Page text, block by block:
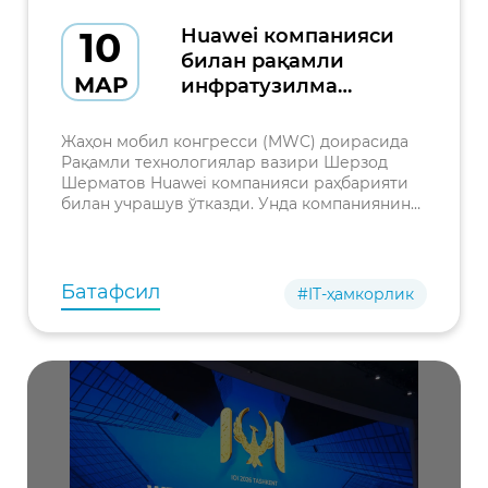
10
МАР
Huawei компанияси
билан рақамли
инфратузилма
истиқболлари
муҳокама қилинди
Жаҳон мобил конгресси (MWC) доирасида
Рақамли технологиялар вазири Шерзод
Шерматов Huawei компанияси раҳбарияти
билан учрашув ўтказди. Унда компаниянинг
Батафсил #IT-ҳамкорлик